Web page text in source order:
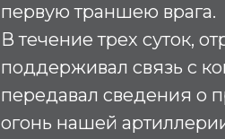
первую траншею врага.
В течение трех суток,
поддерживал связь с
передавал сведения о
огонь нашей